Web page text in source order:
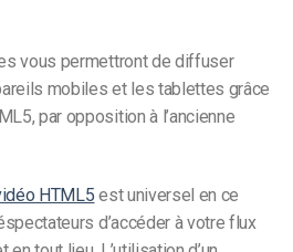
vous permettront de diffuser
mobiles et les tablettes grâce
par opposition à l’ancienne
HTML5 est universel en ce
d’accéder à votre flux